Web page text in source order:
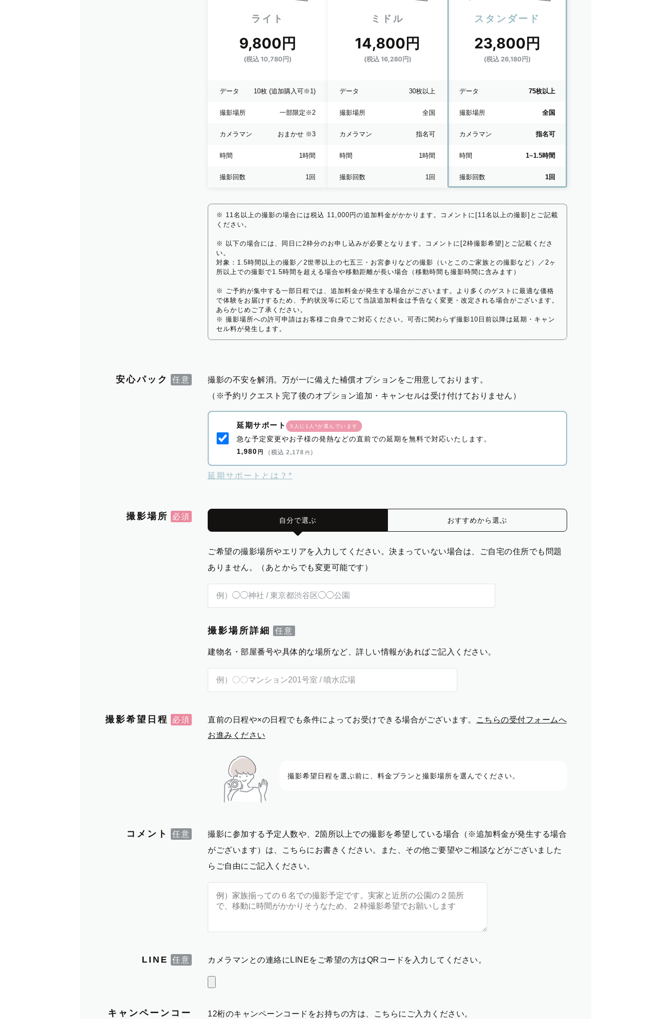
ライト
9,800円
(税込 10,780円)
データ 10枚 (追加購入可※1)
撮影場所 一部限定 ※2
カメラマン おまかせ ※3
時間 1時間
撮影回数 1回
ミドル
14,800円
(税込 16,280円)
データ 30枚以上
撮影場所 全国
カメラマン 指名可
時間 1時間
撮影回数 1回
スタンダード
23,800円
(税込 26,180円)
データ 75枚以上
撮影場所 全国
カメラマン 指名可
時間 1~1.5時間
撮影回数 1回
※ 11名以上の撮影の場合には税込 11,000円の追加料金がかかります。コメントに[11名以上の撮影]とご記載
ください。
※ 以下の場合には、同日に2枠分のお申し込みが必要となります。コメントに[2枠撮影希望]とご記載くださ
い。
対象：1.5時間以上の撮影／2世帯以上の七五三・お宮参りなどの撮影（いとこのご家族との撮影など）／2ヶ
所以上での撮影で1.5時間を超える場合や移動距離が長い場合（移動時間も撮影時間に含みます）
※ ご予約が集中する一部日程では、追加料金が発生する場合がございます。より多くのゲストに最適な価格
で体験をお届けするため、予約状況等に応じて当該追加料金は予告なく変更・改定される場合がございます。
あらかじめご了承ください。
※ 撮影場所への許可申請はお客様ご自身でご対応ください。可否に関わらず撮影10日前以降は延期・キャン
セル料が発生します。
安心パック
撮影の不安を解消。万が一に備えた補償オプションをご用意しております。
（※予約リクエスト完了後のオプション追加・キャンセルは受け付けておりません）
延期サポート 3人に1人*が選んでいます
急な予定変更やお子様の発熱などの直前での延期を無料で対応いたします。
1,980 円 （税込 2,178 円 ）
延期サポートとは？*
撮影場所 自分で選ぶ おすすめから選ぶ
ご希望の撮影場所やエリアを入力してください。決まっていない場合は、ご自宅の住所でも問題
ありません。（あとからでも変更可能です）
撮影場所詳細
建物名・部屋番号や具体的な場所など、詳しい情報があればご記入ください。
撮影希望日程 直前の日程や×の日程でも条件によってお受けできる場合がございます。
こちらの受付フォームへ
お進みください
撮影希望日程を選ぶ前に、料金プランと撮影場所を選んでください。
コメント
撮影に参加する予定人数や、2箇所以上での撮影を希望している場合（※追加料金が発生する場合
がございます）は、こちらにお書きください。また、その他ご要望やご相談などがございました
らご自由にご記入ください。
LINE カメラマンとの連絡にLINEをご希望の方はQRコードを入力してください。
キャンペーンコー 12桁のキャンペーンコードをお持ちの方は、こちらにご入力ください。